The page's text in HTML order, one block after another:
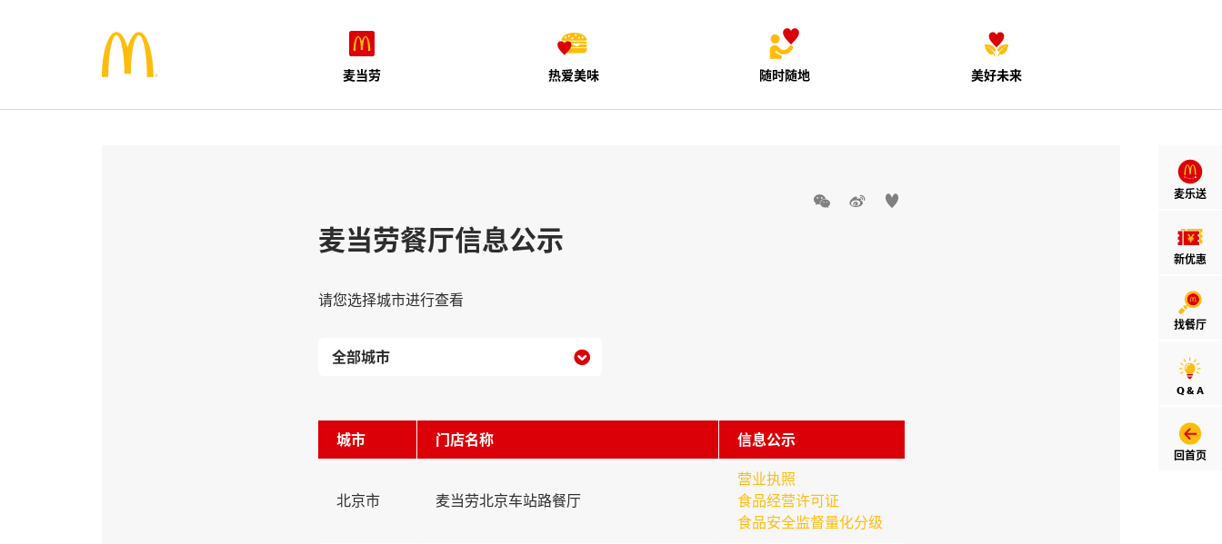
麦当劳 热爱美味 随时随地 美好未来
麦乐送
新优惠
找餐厅
Q & A
回首页
  
麦当劳餐厅信息公示
请您选择城市进行查看

城市 门店名称 信息公示
北京市 麦当劳北京车站路餐厅
营业执照
食品经营许可证
食品安全监督量化分级